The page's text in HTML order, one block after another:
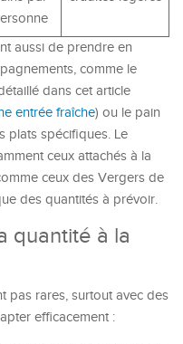
aussi de prendre en
comme le
dans cet article
entrée fraîche) ou le pain
plats spécifiques. Le
ceux attachés à la
ceux des Vergers de
des quantités à prévoir.
quantité à la
pas rares, surtout avec des
efficacement :